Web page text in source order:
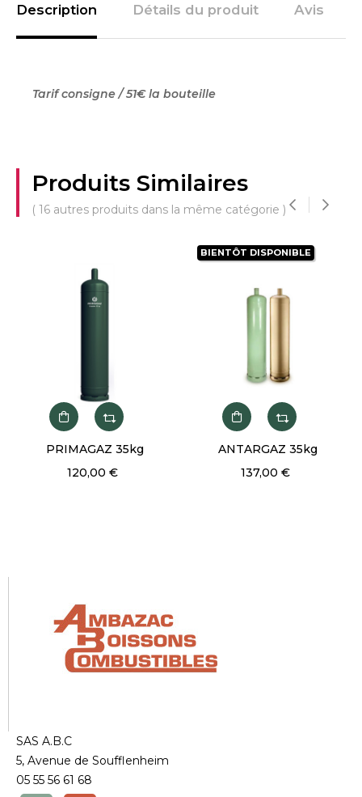
Description Détails du produit Avis
Tarif consigne / 51€ la bouteille
Produits Similaires
( 16 autres produits dans la même catégorie )
PRIMAGAZ 35kg
120,00 €
BIENTÔT DISPONIBLE
ANTARGAZ 35kg
137,00 €
SAS A.B.C
5, Avenue de Soufflenheim
05 55 56 61 68